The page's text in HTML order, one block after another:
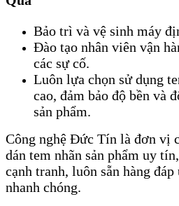
Bảo trì và vệ sinh máy
Đào tạo nhân viên vận
các sự cố.
Luôn lựa chọn sử dụng
cao, đảm bảo độ bền và
sản phẩm.
Công nghệ Đức Tín là đơn vị
dán tem nhãn sản phẩm uy
cạnh tranh, luôn sẵn hàng
nhanh chóng.